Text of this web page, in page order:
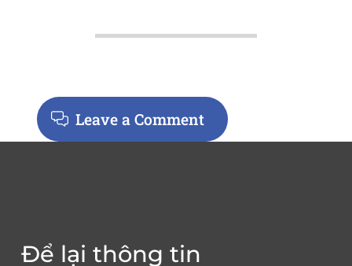
Leave a Comment
Để lại thông tin